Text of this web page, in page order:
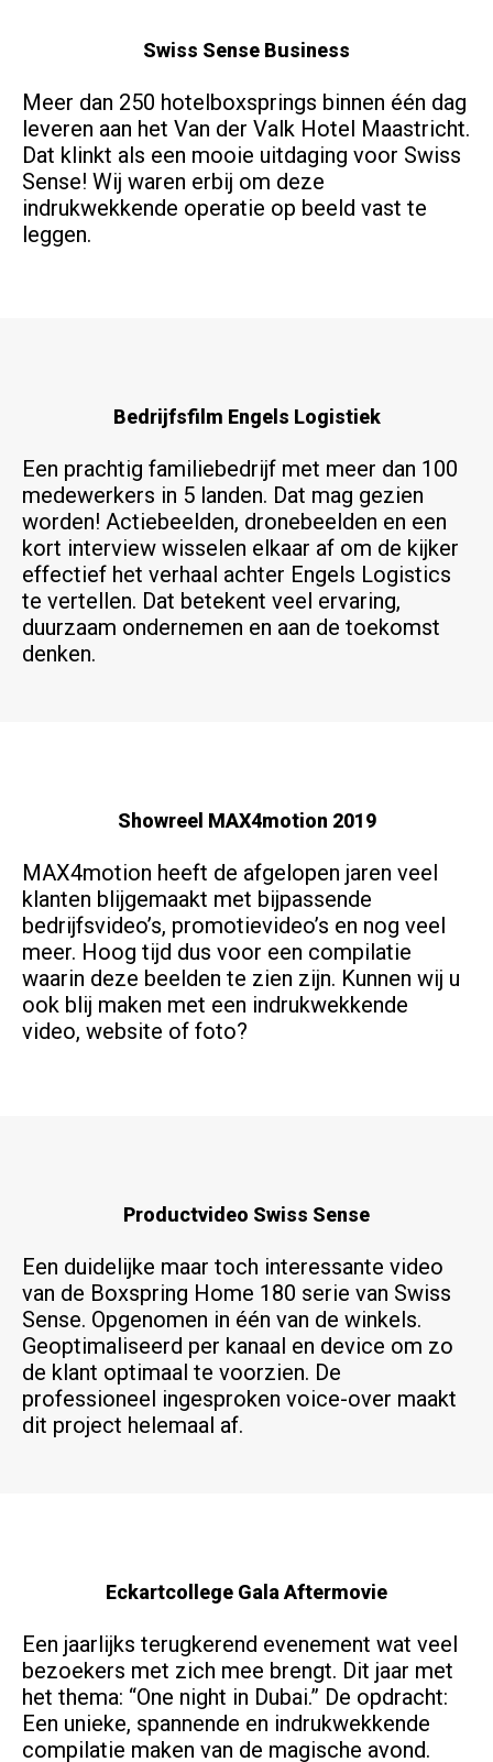
Swiss Sense Business
Meer dan 250 hotelboxsprings binnen één dag
leveren aan het Van der Valk Hotel Maastricht.
Dat klinkt als een mooie uitdaging voor Swiss
Sense! Wij waren erbij om deze
indrukwekkende operatie op beeld vast te
leggen.
Bedrijfsfilm Engels Logistiek
Een prachtig familiebedrijf met meer dan 100
medewerkers in 5 landen. Dat mag gezien
worden! Actiebeelden, dronebeelden en een
kort interview wisselen elkaar af om de kijker
effectief het verhaal achter Engels Logistics
te vertellen. Dat betekent veel ervaring,
duurzaam ondernemen en aan de toekomst
denken.
Showreel MAX4motion 2019
MAX4motion heeft de afgelopen jaren veel
klanten blijgemaakt met bijpassende
bedrijfsvideo’s, promotievideo’s en nog veel
meer. Hoog tijd dus voor een compilatie
waarin deze beelden te zien zijn. Kunnen wij u
ook blij maken met een indrukwekkende
video, website of foto?
Productvideo Swiss Sense
Een duidelijke maar toch interessante video
van de Boxspring Home 180 serie van Swiss
Sense. Opgenomen in één van de winkels.
Geoptimaliseerd per kanaal en device om zo
de klant optimaal te voorzien. De
professioneel ingesproken voice-over maakt
dit project helemaal af.
Eckartcollege Gala Aftermovie
Een jaarlijks terugkerend evenement wat veel
bezoekers met zich mee brengt. Dit jaar met
het thema: “One night in Dubai.” De opdracht:
Een unieke, spannende en indrukwekkende
compilatie maken van de magische avond.